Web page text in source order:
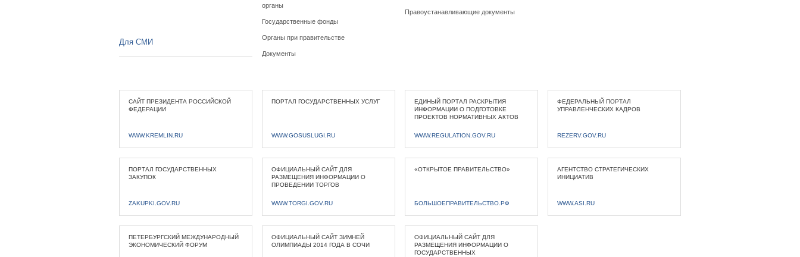
органы
Государственные фонды
Органы при правительстве
Документы
Правоустанавливающие документы
Для СМИ
САЙТ ПРЕЗИДЕНТА РОССИЙСКОЙ
ФЕДЕРАЦИИ
WWW.KREMLIN.RU
ПОРТАЛ ГОСУДАРСТВЕННЫХ УСЛУГ
WWW.GOSUSLUGI.RU
ЕДИНЫЙ ПОРТАЛ РАСКРЫТИЯ
ИНФОРМАЦИИ О ПОДГОТОВКЕ
ПРОЕКТОВ НОРМАТИВНЫХ АКТОВ
WWW.REGULATION.GOV.RU
ФЕДЕРАЛЬНЫЙ ПОРТАЛ
УПРАВЛЕНЧЕСКИХ КАДРОВ
REZERV.GOV.RU
ПОРТАЛ ГОСУДАРСТВЕННЫХ
ЗАКУПОК
ZAKUPKI.GOV.RU
ОФИЦИАЛЬНЫЙ САЙТ ДЛЯ
РАЗМЕЩЕНИЯ ИНФОРМАЦИИ О
ПРОВЕДЕНИИ ТОРГОВ
WWW.TORGI.GOV.RU
«ОТКРЫТОЕ ПРАВИТЕЛЬСТВО»
БОЛЬШОЕПРАВИТЕЛЬСТВО.РФ
АГЕНТСТВО СТРАТЕГИЧЕСКИХ
ИНИЦИАТИВ
WWW.ASI.RU
ПЕТЕРБУРГСКИЙ МЕЖДУНАРОДНЫЙ
ЭКОНОМИЧЕСКИЙ ФОРУМ
ОФИЦИАЛЬНЫЙ САЙТ ЗИМНЕЙ
ОЛИМПИАДЫ 2014 ГОДА В СОЧИ
ОФИЦИАЛЬНЫЙ САЙТ ДЛЯ
РАЗМЕЩЕНИЯ ИНФОРМАЦИИ О
ГОСУДАРСТВЕННЫХ